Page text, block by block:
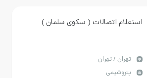
اتصالات ( سکوی سلمان )
/ تهران